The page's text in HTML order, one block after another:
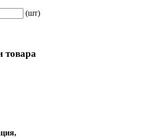
(шт)
товара